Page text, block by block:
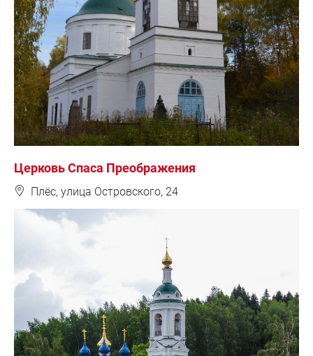
Церковь Спаса Преображения
❽ Плёс, улица Островского, 24